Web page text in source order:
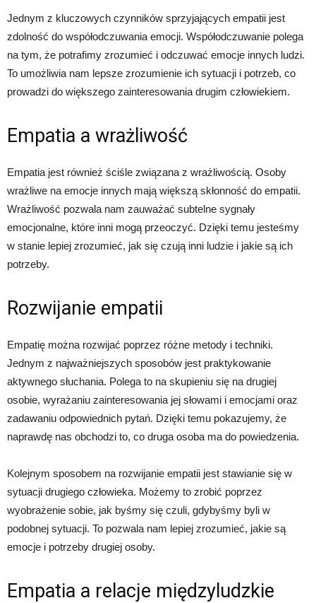
Jednym z kluczowych czynników sprzyjających empatii jest
zdolność do współodczuwania emocji. Współodczuwanie polega
na tym, że potrafimy zrozumieć i odczuwać emocje innych ludzi.
To umożliwia nam lepsze zrozumienie ich sytuacji i potrzeb, co
prowadzi do większego zainteresowania drugim człowiekiem.
Empatia a wrażliwość
Empatia jest również ściśle związana z wrażliwością. Osoby
wrażliwe na emocje innych mają większą skłonność do empatii.
Wrażliwość pozwala nam zauważać subtelne sygnały
emocjonalne, które inni mogą przeoczyć. Dzięki temu jesteśmy
w stanie lepiej zrozumieć, jak się czują inni ludzie i jakie są ich
potrzeby.
Rozwijanie empatii
Empatię można rozwijać poprzez różne metody i techniki.
Jednym z najważniejszych sposobów jest praktykowanie
aktywnego słuchania. Polega to na skupieniu się na drugiej
osobie, wyrażaniu zainteresowania jej słowami i emocjami oraz
zadawaniu odpowiednich pytań. Dzięki temu pokazujemy, że
naprawdę nas obchodzi to, co druga osoba ma do powiedzenia.
Kolejnym sposobem na rozwijanie empatii jest stawianie się w
sytuacji drugiego człowieka. Możemy to zrobić poprzez
wyobrażenie sobie, jak byśmy się czuli, gdybyśmy byli w
podobnej sytuacji. To pozwala nam lepiej zrozumieć, jakie są
emocje i potrzeby drugiej osoby.
Empatia a relacje międzyludzkie